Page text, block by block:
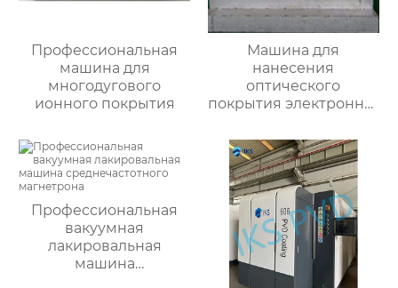
Профессиональная
машина для
многодугового
ионного покрытия
Машина для
нанесения
оптического
покрытия электронно-
Профессиональная
вакуумная
лакировальная
машина